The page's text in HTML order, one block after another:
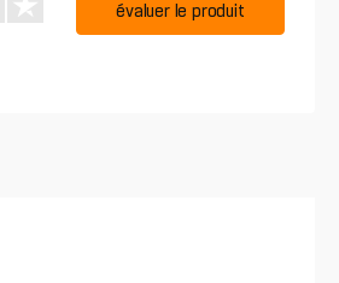
évaluer le produit